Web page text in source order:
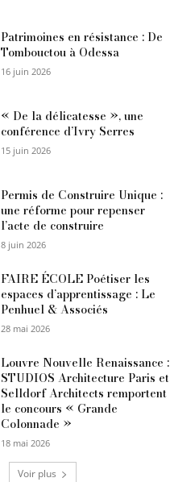
Patrimoines en résistance : De
Tombouctou à Odessa
16 juin 2026
« De la délicatesse », une
conférence d’Ivry Serres
15 juin 2026
Permis de Construire Unique :
une réforme pour repenser
l’acte de construire
8 juin 2026
FAIRE ÉCOLE Poétiser les
espaces d’apprentissage : Le
Penhuel & Associés
28 mai 2026
Louvre Nouvelle Renaissance :
STUDIOS Architecture Paris et
Selldorf Architects remportent
le concours « Grande
Colonnade »
18 mai 2026
Voir plus